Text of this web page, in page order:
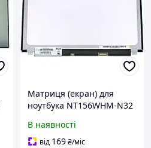
Матриця (екран) для
ноутбука NT156WHM-N32
В наявності
від 169₴/міс